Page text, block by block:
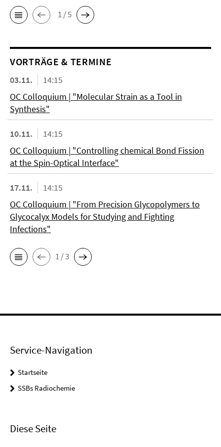
1 / 5
VORTRÄGE & TERMINE
03.11.
14:15
OC Colloquium | "Molecular Strain as a Tool in
Synthesis"
10.11.
14:15
OC Colloquium | "Controlling chemical Bond Fission
at the Spin-Optical Interface"
17.11.
14:15
OC Colloquium | "From Precision Glycopolymers to
Glycocalyx Models for Studying and Fighting
Infections"
1 / 3
Service-Navigation
Startseite
SSBs Radiochemie
Diese Seite